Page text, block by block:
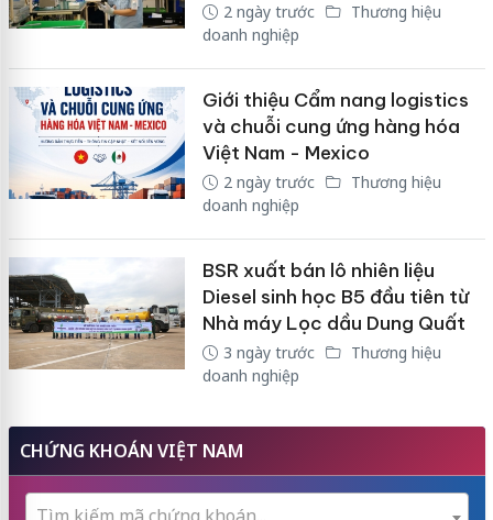
2 ngày trước
Thương hiệu
doanh nghiệp
Giới thiệu Cẩm nang logistics
và chuỗi cung ứng hàng hóa
Việt Nam - Mexico
2 ngày trước
Thương hiệu
doanh nghiệp
BSR xuất bán lô nhiên liệu
Diesel sinh học B5 đầu tiên từ
Nhà máy Lọc dầu Dung Quất
3 ngày trước
Thương hiệu
doanh nghiệp
CHỨNG KHOÁN VIỆT NAM